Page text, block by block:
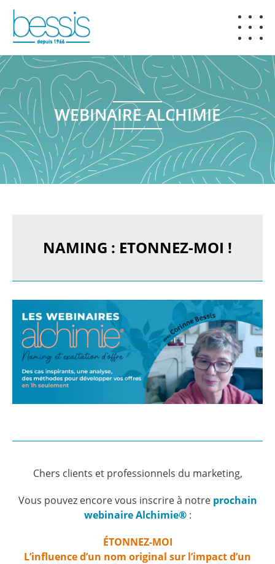
WEBINAIRE ALCHIMIE
NAMING : ETONNEZ-MOI !
Chers clients et professionnels du marketing,
Vous pouvez encore vous inscrire à notre prochain
webinaire Alchimie®:
ÉTONNEZ-MOI
L’influence d’un nom original sur l’impact d’un